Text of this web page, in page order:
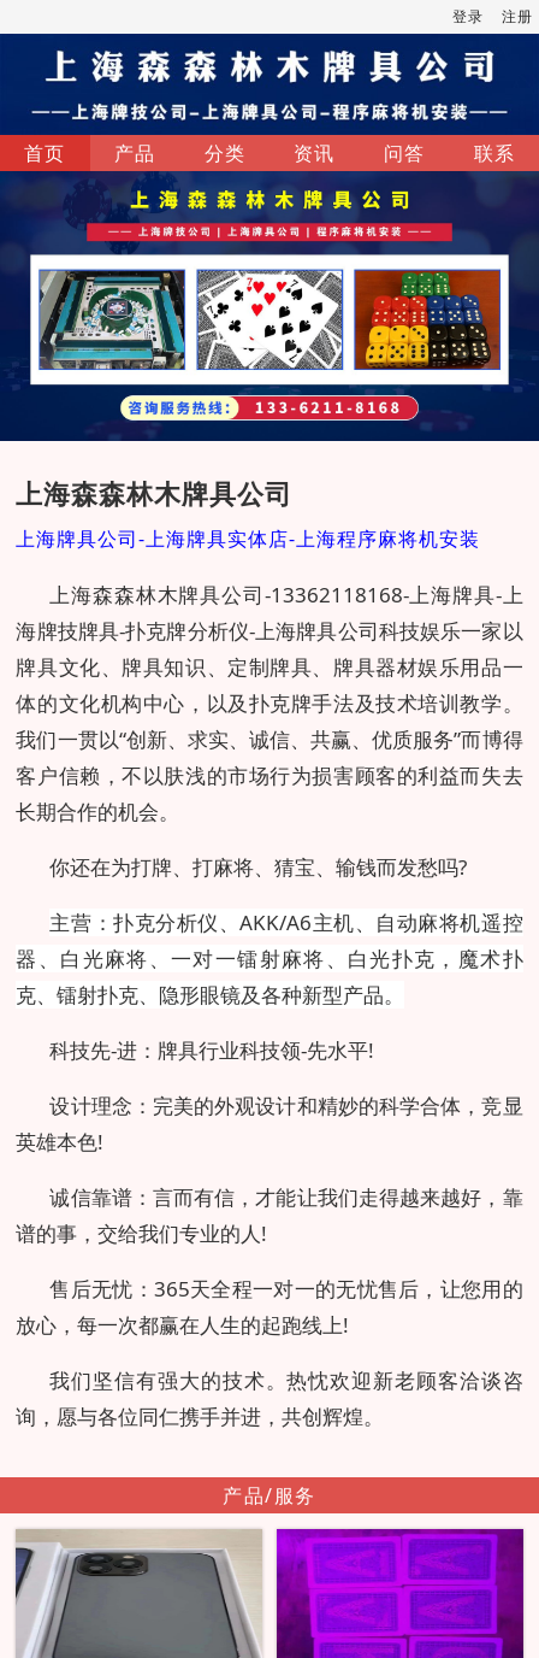
登录 注册
首页 产品 分类 资讯 问答 联系
上海森森林木牌具公司
上海牌具公司-上海牌具实体店-上海程序麻将机安装
上海森森林木牌具公司-13362118168-上海牌具-上
海牌技牌具-扑克牌分析仪-上海牌具公司科技娱乐一家以
牌具文化、牌具知识、定制牌具、牌具器材娱乐用品一
体的文化机构中心，以及扑克牌手法及技术培训教学。
我们一贯以“创新、求实、诚信、共赢、优质服务”而博得
客户信赖，不以肤浅的市场行为损害顾客的利益而失去
长期合作的机会。
你还在为打牌、打麻将、猜宝、输钱而发愁吗?
主营：扑克分析仪、AKK/A6主机、自动麻将机遥控
器、白光麻将、一对一镭射麻将、白光扑克，魔术扑
克、镭射扑克、隐形眼镜及各种新型产品。
科技先-进：牌具行业科技领-先水平!
设计理念：完美的外观设计和精妙的科学合体，竞显
英雄本色!
诚信靠谱：言而有信，才能让我们走得越来越好，靠
谱的事，交给我们专业的人!
售后无忧：365天全程一对一的无忧售后，让您用的
放心，每一次都赢在人生的起跑线上!
我们坚信有强大的技术。热忱欢迎新老顾客洽谈咨
询，愿与各位同仁携手并进，共创辉煌。
产品/服务